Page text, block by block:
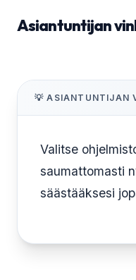
Asiantuntijan
💡 ASIANTUNTIJAN
Valitse
saumattomasti
säästääksesi